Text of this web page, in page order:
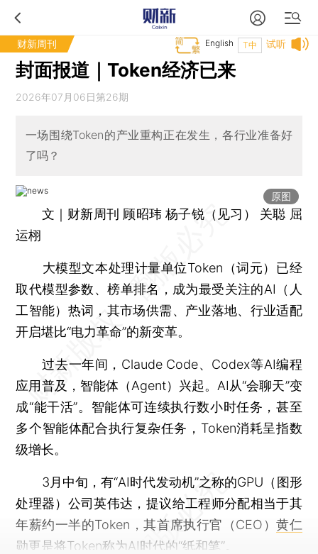
财新周刊 试听
T中
English
封面报道｜Token经济已来
2026年07月06日第26期
一场围绕Token的产业重构正在发生，各行业准备好
了吗？
原图
文｜财新周刊 顾昭玮 杨子锐（见习） 关聪 屈
运栩
大模型文本处理计量单位Token（词元）已经
取代模型参数、榜单排名，成为最受关注的AI（人
工智能）热词，其市场供需、产业落地、行业适配
开启堪比“电力革命”的新变革。
过去一年间，Claude Code、Codex等AI编程
应用普及，智能体（Agent）兴起。AI从“会聊天”变
成“能干活”。智能体可连续执行数小时任务，甚至
多个智能体配合执行复杂任务，Token消耗呈指数
级增长。
3月中旬，有“AI时代发动机”之称的GPU（图形
处理器）公司英伟达，提议给工程师分配相当于其
年薪约一半的Token，其首席执行官（CEO）黄仁
勋更是将Token称为AI时代的“纸和笔”。